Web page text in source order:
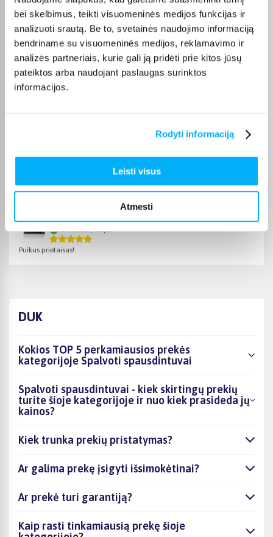
bei skelbimus, teikti visuomeninės medijos funkcijas ir
analizuoti srautą. Be to, svetainės naudojimo informaciją
bendriname su visuomeninės medijos, reklamavimo ir
analizės partneriais, kurie gali ją pridėti prie kitos jūsų
pateiktos arba naudojant paslaugas surinktos
informacijos.
Rodyti informaciją
Leisti visus
Atmesti
Pasirinkę tinkamą prekę iš Spalvoti spausdintuvai kategorijos,
galite rinktis jums patogiausią gavimo būdą: pristatymą į
paštomatą, kurjeriu arba atsiėmimą BIGBOX.LT biure Kaune.
Pirkėjų atsiliepimai apie prekes
Arūnas G.
Patvirtintas pirkėjas
Puikus prietaisas!
DUK
Kokios TOP 5 perkamiausios prekės
kategorijoje Spalvoti spausdintuvai
Spalvoti spausdintuvai - kiek skirtingų prekių
turite šioje kategorijoje ir nuo kiek prasideda jų
kainos?
Kiek trunka prekių pristatymas?
Ar galima prekę įsigyti išsimokėtinai?
Ar prekė turi garantiją?
Kaip rasti tinkamiausią prekę šioje